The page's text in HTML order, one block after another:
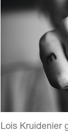
Lois Kruidenier